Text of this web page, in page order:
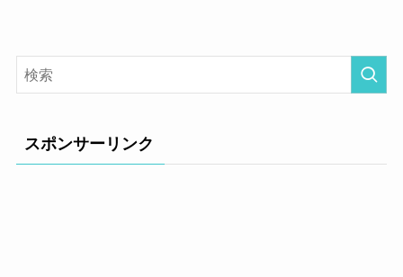
スポンサーリンク